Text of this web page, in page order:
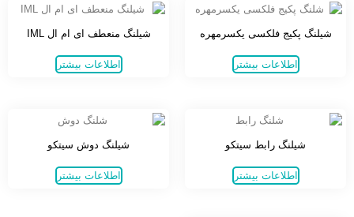
شیلنگ پکیج فلکسی یکسرمهره
اطلاعات بیشتر
شیلنگ منعطف ای ام ال IML
اطلاعات بیشتر
شیلنگ رابط سیتکو
اطلاعات بیشتر
شیلنگ دوش سیتکو
اطلاعات بیشتر